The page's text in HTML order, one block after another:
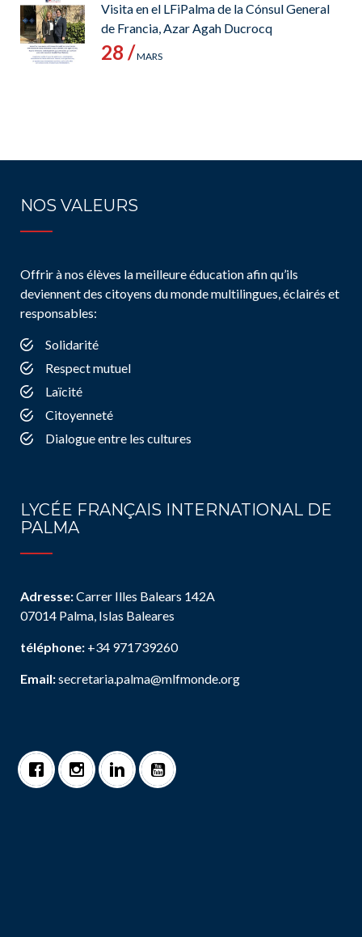
Visita en el LFiPalma de la Cónsul General
de Francia, Azar Agah Ducrocq
28 /MARS
NOS VALEURS
Offrir à nos élèves la meilleure éducation afin qu’ils
deviennent des citoyens du monde multilingues, éclairés et
responsables:
Solidarité
Respect mutuel
Laïcité
Citoyenneté
Dialogue entre les cultures
LYCÉE FRANÇAIS INTERNATIONAL DE
PALMA
Adresse:Carrer Illes Balears 142A
07014 Palma, Islas Baleares
téléphone: +34 971739260
Email:secretaria.palma@mlfmonde.org